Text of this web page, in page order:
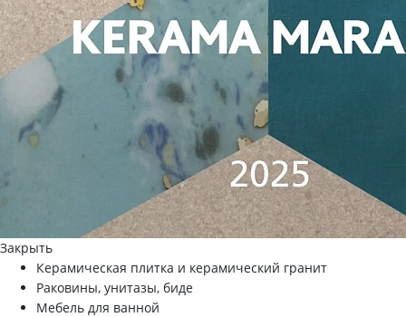
Закрыть
Керамическая плитка и керамический гранит
Раковины, унитазы, биде
Мебель для ванной